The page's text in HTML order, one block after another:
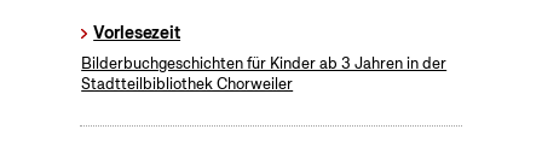
Vorlesezeit
Bilderbuchgeschichten für Kinder ab 3 Jahren in der
Stadtteilbibliothek Chorweiler